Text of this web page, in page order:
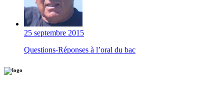
25 septembre 2015
Questions-Réponses à l’oral du bac